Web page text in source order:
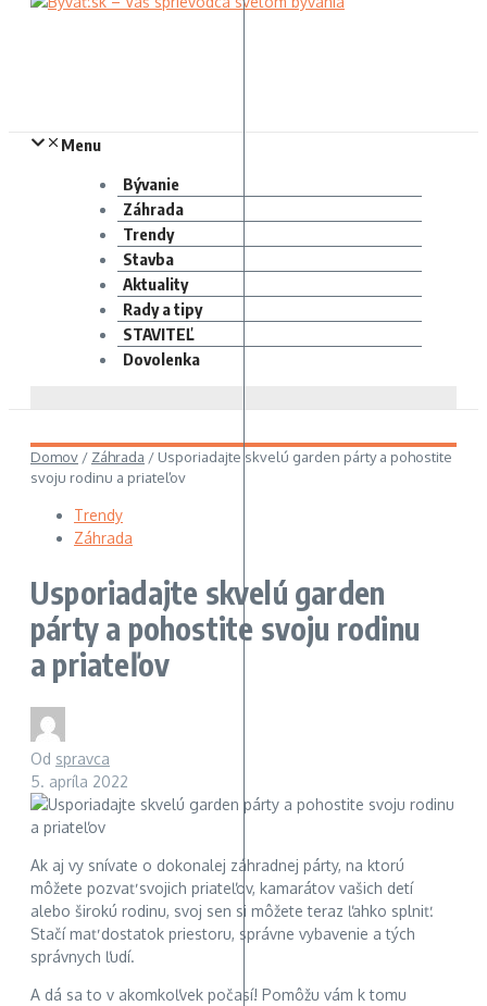
Menu
Bývanie
Záhrada
Trendy
Stavba
Aktuality
Rady a tipy
STAVITEĽ
Dovolenka
Domov / Záhrada / Usporiadajte skvelú garden párty a pohostite
svoju rodinu a priateľov
Trendy
Záhrada
Usporiadajte skvelú garden
párty a pohostite svoju rodinu
a priateľov
Od spravca
5. apríla 2022
Ak aj vy snívate o dokonalej záhradnej párty, na ktorú
môžete pozvať svojich priateľov, kamarátov vašich detí
alebo širokú rodinu, svoj sen si môžete teraz ľahko splniť.
Stačí mať dostatok priestoru, správne vybavenie a tých
správnych ľudí.
A dá sa to v akomkoľvek počasí! Pomôžu vám k tomu